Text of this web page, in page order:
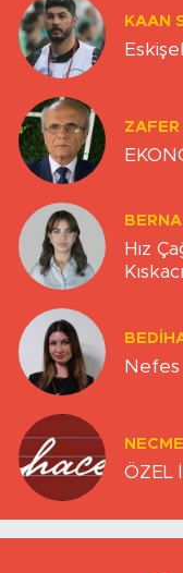
KAAN
Hız
Nefes
ÖZEL